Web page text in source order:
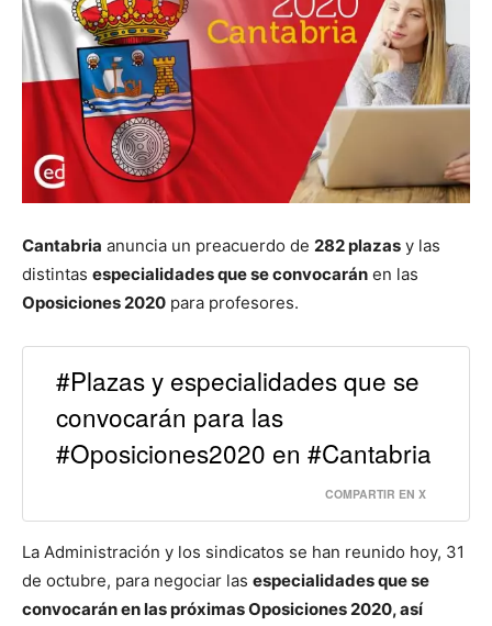
Cantabria anuncia un preacuerdo de 282 plazas y las
distintas especialidades que se convocarán en las
Oposiciones 2020 para profesores.
#Plazas y especialidades que se
convocarán para las
#Oposiciones2020 en #Cantabria
COMPARTIR EN X
La Administración y los sindicatos se han reunido hoy, 31
de octubre, para negociar las especialidades que se
convocarán en las próximas Oposiciones 2020, así